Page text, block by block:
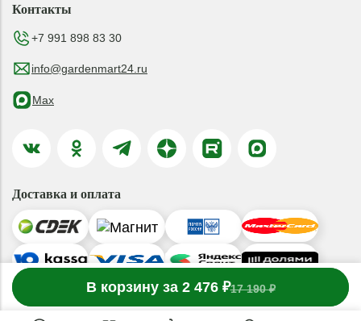
В корзину за 2 476 ₽17 190 ₽
1 товар в корзине
Контакты
+7 991 898 83 30
info@gardenmart24.ru
Max
Доставка и оплата
© 2019-2026 ООО «ГАРДЕНМАРТ24»